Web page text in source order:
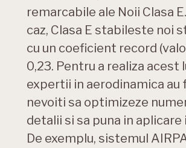
remarcabile ale Noii Clasa
caz, Clasa E stabileste noi
cu un coeficient record
0,23. Pentru a realiza acest
expertii in aerodinamica au
nevoiti sa optimizeze
detalii si sa puna in aplicare
De exemplu, sistemul